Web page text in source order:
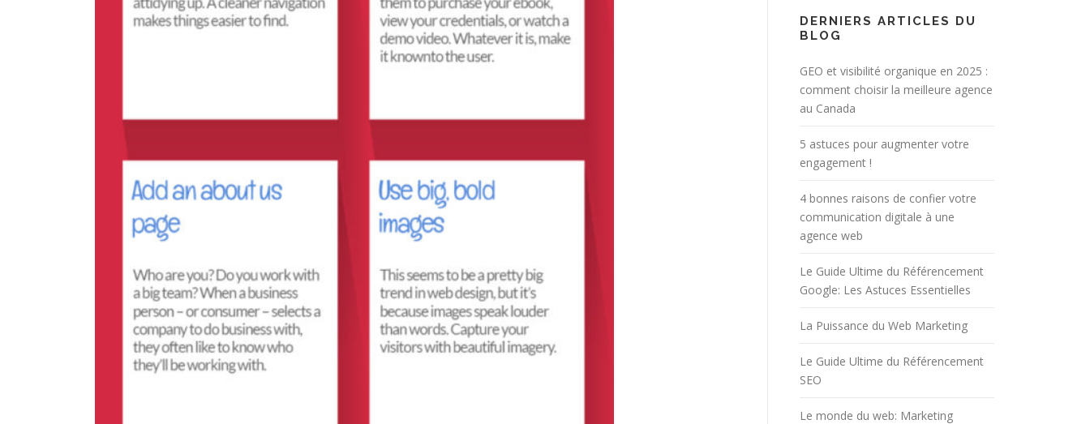
DERNIERS ARTICLES DU
BLOG
GEO et visibilité organique en 2025 :
comment choisir la meilleure agence
au Canada
5 astuces pour augmenter votre
engagement !
4 bonnes raisons de confier votre
communication digitale à une
agence web
Le Guide Ultime du Référencement
Google: Les Astuces Essentielles
La Puissance du Web Marketing
Le Guide Ultime du Référencement
SEO
Le monde du web: Marketing